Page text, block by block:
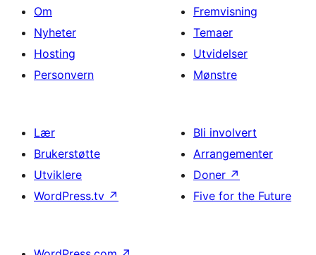
Om
Nyheter
Hosting
Personvern
Fremvisning
Temaer
Utvidelser
Mønstre
Lær
Brukerstøtte
Utviklere
WordPress.tv ↗
Bli involvert
Arrangementer
Doner ↗
Five for the Future